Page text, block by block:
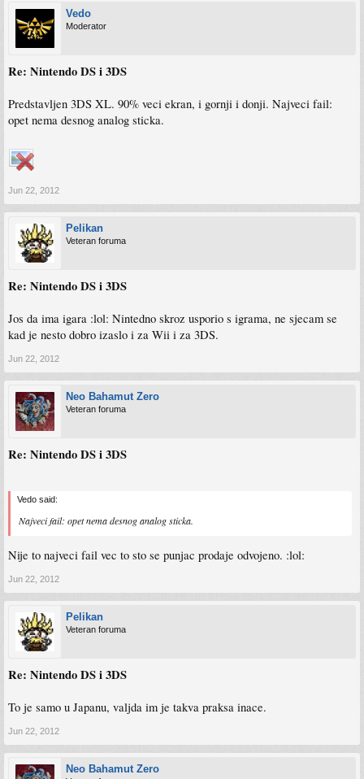
Vedo
Moderator
Re: Nintendo DS i 3DS
Predstavljen 3DS XL. 90% veci ekran, i gornji i donji. Najveci fail:
opet nema desnog analog sticka.
Jun 22, 2012
Pelikan
Veteran foruma
Re: Nintendo DS i 3DS
Jos da ima igara :lol: Nintedno skroz usporio s igrama, ne sjecam se
kad je nesto dobro izaslo i za Wii i za 3DS.
Jun 22, 2012
Neo Bahamut Zero
Veteran foruma
Re: Nintendo DS i 3DS
Vedo said:
Najveci fail: opet nema desnog analog sticka.
Nije to najveci fail vec to sto se punjac prodaje odvojeno. :lol:
Jun 22, 2012
Pelikan
Veteran foruma
Re: Nintendo DS i 3DS
To je samo u Japanu, valjda im je takva praksa inace.
Jun 22, 2012
Neo Bahamut Zero